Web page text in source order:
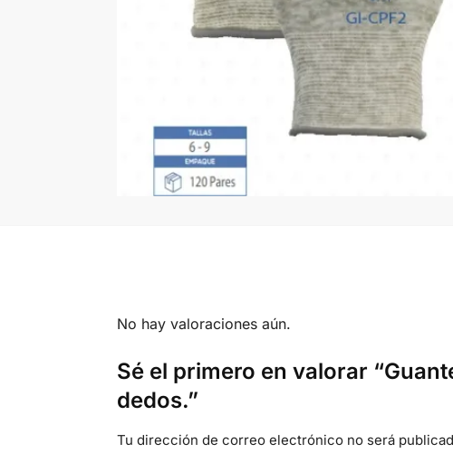
No hay valoraciones aún.
Sé el primero en valorar
dedos.”
Tu dirección de correo electrónico no será